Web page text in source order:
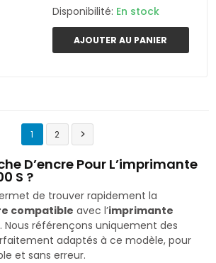
Disponibilité: En stock
AJOUTER AU PANIER
1 2 
D’encre Pour L’imprimante
S ?
de trouver rapidement la
compatible avec l’imprimante
. Nous référençons uniquement des
adaptés à ce modèle, pour
et sans erreur.